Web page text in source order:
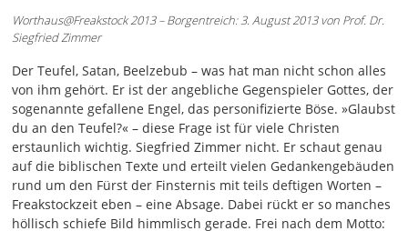
Menschen kratzen, sondern ein engstirniges Denken. Das
will ich kratzen. Also Martin hat ja gesprochen vom
biblischen Faktencheck. Den machen wir jetzt mal wirklich.
Wie ist es mit dem Satan im Alten Testament? Ich werde
dann auch zum Neuen Testament kommen. Fangen wir mit
dem Alten Testament an. Satan ist die hebräische
Ausdrucksweise für den Teufel. Im Hebräischen heißt der
Teufel Satanas. Es gibt im Hebräischen auch ein Verb,
Satan, das ist ein ganz normales Verb, kommt in der Bibel
oft rein profan vor, zehn, 20, 30 Mal und heißt hindern,
stören, aufhalten.
Worthaus@Freakstock 2013 – Borgentreich: 3. August 2013 von Prof. Dr.
Siegfried Zimmer
Der Teufel, Satan, Beelzebub – was hat man nicht schon alles
von ihm gehört. Er ist der angebliche Gegenspieler Gottes, der
sogenannte gefallene Engel, das personifizierte Böse. »Glaubst
du an den Teufel?« – diese Frage ist für viele Christen
erstaunlich wichtig. Siegfried Zimmer nicht. Er schaut genau
auf die biblischen Texte und erteilt vielen Gedankengebäuden
rund um den Fürst der Finsternis mit teils deftigen Worten –
Freakstockzeit eben – eine Absage. Dabei rückt er so manches
höllisch schiefe Bild himmlisch gerade. Frei nach dem Motto: